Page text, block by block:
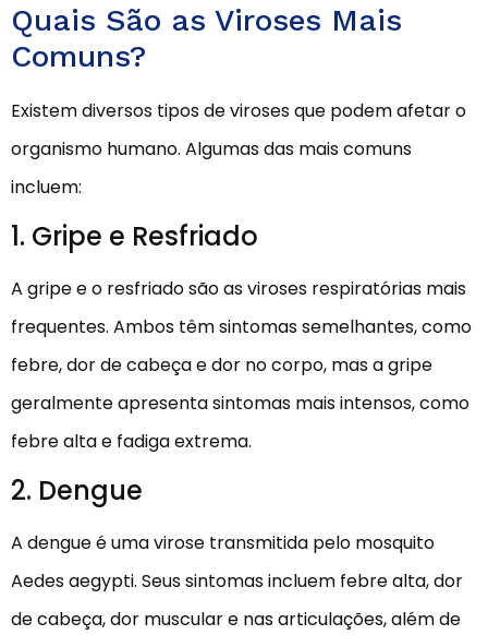
Quais São as Viroses Mais
Comuns?
Existem diversos tipos de viroses que podem afetar o
organismo humano. Algumas das mais comuns
incluem:
1. Gripe e Resfriado
A gripe e o resfriado são as viroses respiratórias mais
frequentes. Ambos têm sintomas semelhantes, como
febre, dor de cabeça e dor no corpo, mas a gripe
geralmente apresenta sintomas mais intensos, como
febre alta e fadiga extrema.
2. Dengue
A dengue é uma virose transmitida pelo mosquito
Aedes aegypti. Seus sintomas incluem febre alta, dor
de cabeça, dor muscular e nas articulações, além de